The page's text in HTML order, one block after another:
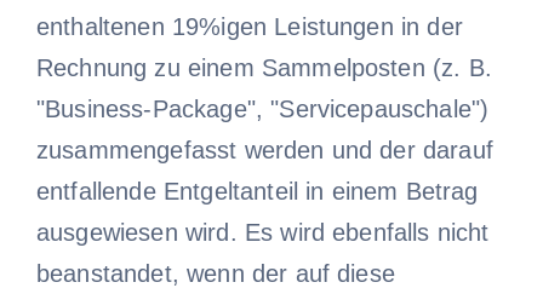
enthaltenen 19%igen Leistungen in der
Rechnung zu einem Sammelposten (z. B.
"Business-Package", "Servicepauschale")
zusammengefasst werden und der darauf
entfallende Entgeltanteil in einem Betrag
ausgewiesen wird. Es wird ebenfalls nicht
beanstandet, wenn der auf diese